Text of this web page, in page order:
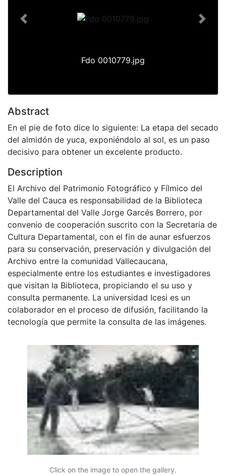
Fdo 0010779.jpg
Previous Next
Abstract
En el pie de foto dice lo siguiente: La etapa del secado
del almidón de yuca, exponiéndolo al sol, es un paso
decisivo para obtener un excelente producto.
Description
El Archivo del Patrimonio Fotográfico y Fílmico del
Valle del Cauca es responsabilidad de la Biblioteca
Departamental del Valle Jorge Garcés Borrero, por
convenio de cooperación suscrito con la Secretaria de
Cultura Departamental, con el fin de aunar esfuerzos
para su conservación, preservación y divulgación del
Archivo entre la comunidad Vallecaucana,
especialmente entre los estudiantes e investigadores
que visitan la Biblioteca, propiciando el su uso y
consulta permanente. La universidad Icesi es un
colaborador en el proceso de difusión, facilitando la
tecnología que permite la consulta de las imágenes.
Click on the image to open the gallery.